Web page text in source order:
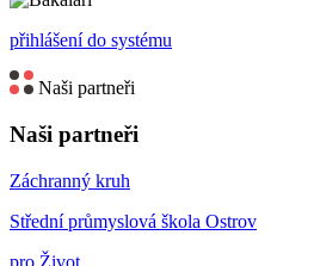
přihlášení do systému
Naši partneři
Naši partneři
Záchranný kruh
Střední průmyslová škola Ostrov
pro Život